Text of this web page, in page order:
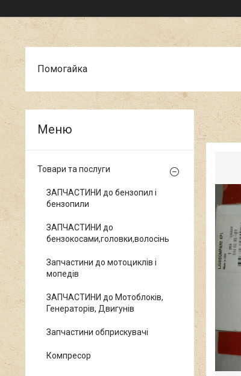
Помогайка
Товари та послуги
ЗАПЧАСТИНИ до бензопил і
бензопили
ЗАПЧАСТИНИ до
бензокосами,головки,волосінь
Запчастини до мотоциклів і
мопедів
ЗАПЧАСТИНИ до Мотоблоків,
Генераторів, Двигунів
Запчастини обприскувачі
Компресор